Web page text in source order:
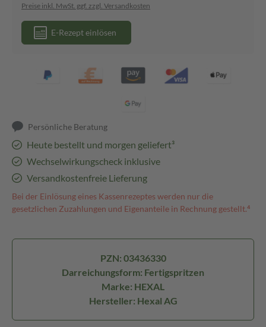
Preise inkl. MwSt. ggf. zzgl. Versandkosten
E-Rezept einlösen
Persönliche Beratung
Heute bestellt und morgen geliefert³
Wechselwirkungscheck inklusive
Versandkostenfreie Lieferung
Bei der Einlösung eines Kassenrezeptes werden nur die
gesetzlichen Zuzahlungen und Eigenanteile in Rechnung gestellt.⁴
PZN: 03436330
Darreichungsform: Fertigspritzen
Marke: HEXAL
Hersteller: Hexal AG